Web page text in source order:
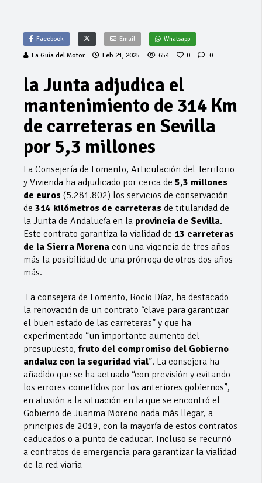
Facebook Email Whatsapp
La Guía del Motor Feb 21, 2025 654 0 0
la Junta adjudica el
mantenimiento de 314 Km
de carreteras en Sevilla
por 5,3 millones
La Consejería de Fomento, Articulación del Territorio
y Vivienda ha adjudicado por cerca de 5,3 millones
de euros (5.281.802) los servicios de conservación
de 314 kilómetros de carreteras de titularidad de
la Junta de Andalucía en la provincia de Sevilla.
Este contrato garantiza la vialidad de 13 carreteras
de la Sierra Morena con una vigencia de tres años
más la posibilidad de una prórroga de otros dos años
más.
La consejera de Fomento, Rocío Díaz, ha destacado
la renovación de un contrato “clave para garantizar
el buen estado de las carreteras” y que ha
experimentado “un importante aumento del
presupuesto,fruto del compromiso del Gobierno
andaluz con la seguridad vial”. La consejera ha
añadido que se ha actuado “con previsión y evitando
los errores cometidos por los anteriores gobiernos”,
en alusión a la situación en la que se encontró el
Gobierno de Juanma Moreno nada más llegar, a
principios de 2019, con la mayoría de estos contratos
caducados o a punto de caducar. Incluso se recurrió
a contratos de emergencia para garantizar la vialidad
de la red viaria